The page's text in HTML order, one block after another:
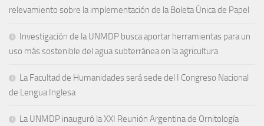
relevamiento sobre la implementación de la Boleta Única de Papel
Investigación de la UNMDP busca aportar herramientas para un
uso más sostenible del agua subterránea en la agricultura
La Facultad de Humanidades será sede del I Congreso Nacional
de Lengua Inglesa
La UNMDP inauguró la XXI Reunión Argentina de Ornitología